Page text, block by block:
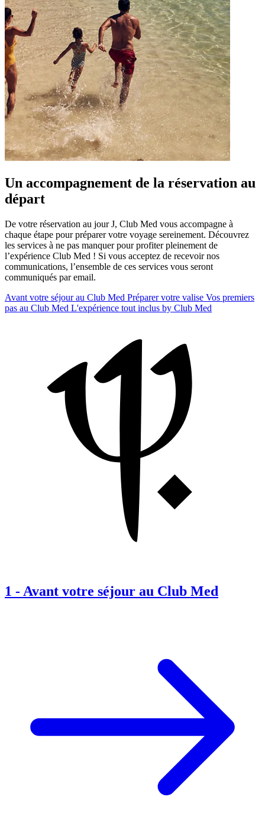
Un accompagnement de la réservation au
départ
De votre réservation au jour J, Club Med vous accompagne à
chaque étape pour préparer votre voyage sereinement. Découvrez
les services à ne pas manquer pour profiter pleinement de
l’expérience Club Med ! Si vous acceptez de recevoir nos
communications, l’ensemble de ces services vous seront
communiqués par email.
Avant votre séjour au Club Med Préparer votre valise Vos premiers
pas au Club Med L'expérience tout inclus by Club Med
1 - Avant votre séjour au Club Med